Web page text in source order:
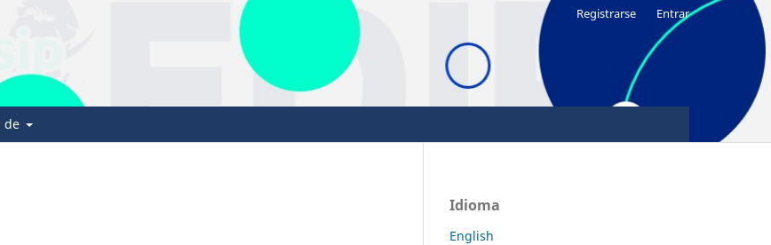
de
Registrarse Entrar
Idioma
English